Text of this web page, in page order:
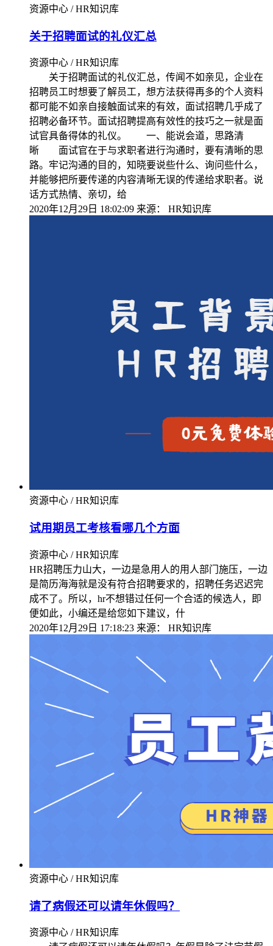
资源中心 / HR知识库
关于招聘面试的礼仪汇总
资源中心 / HR知识库
关于招聘面试的礼仪汇总，传闻不如亲见，企业在
招聘员工时想要了解员工，想方法获得再多的个人资料
都可能不如亲自接触面试来的有效，面试招聘几乎成了
招聘必备环节。面试招聘提高有效性的技巧之一就是面
试官具备得体的礼仪。 一、能说会道，思路清
晰 面试官在于与求职者进行沟通时，要有清晰的思
路。牢记沟通的目的，知晓要说些什么、询问些什么，
并能够把所要传递的内容清晰无误的传递给求职者。说
话方式热情、亲切，给
2020年12月29日 18:02:09 来源： HR知识库
资源中心 / HR知识库
试用期员工考核看哪几个方面
资源中心 / HR知识库
HR招聘压力山大，一边是急用人的用人部门施压，一边
是简历海海就是没有符合招聘要求的，招聘任务迟迟完
成不了。所以，hr不想错过任何一个合适的候选人，即
便如此，小编还是给您如下建议，什
2020年12月29日 17:18:23 来源： HR知识库
资源中心 / HR知识库
请了病假还可以请年休假吗？
资源中心 / HR知识库